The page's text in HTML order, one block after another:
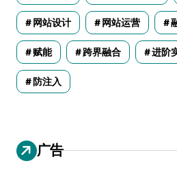
网站设计 网站运营
赋能 跨界融合 进阶
防注入
广告